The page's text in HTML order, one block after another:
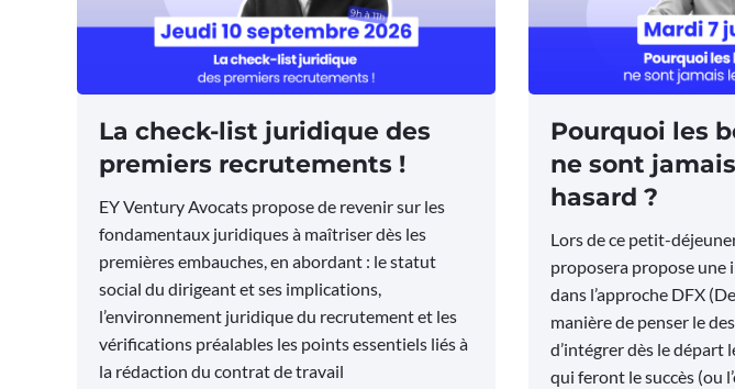
La check-list juridique des
premiers recrutements !
EY Ventury Avocats propose de revenir sur les
fondamentaux juridiques à maîtriser dès les
premières embauches, en abordant : le statut
social du dirigeant et ses implications,
l’environnement juridique du recrutement et les
vérifications préalables les points essentiels liés à
la rédaction du contrat de travail
Pourquoi les
ne sont
hasard ?
Lors de ce petit-
proposera propose une
dans l’approche DFX
manière de penser le
d’intégrer dès le
qui feront le succès (ou